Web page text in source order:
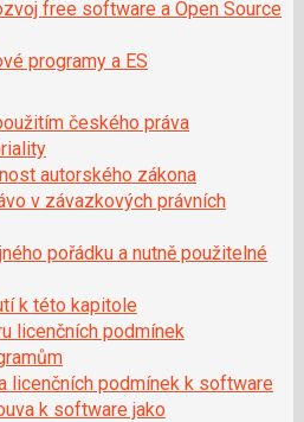
free software a Open Source
programy a ES
českého práva
autorského zákona
v závazkových právních
pořádku a nutně použitelné
k této kapitole
licenčních podmínek
licenčních podmínek k software
k software jako